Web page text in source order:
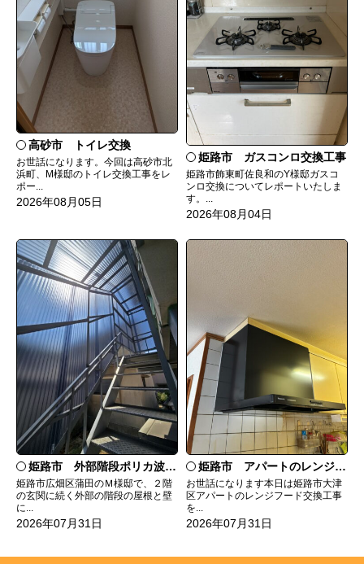
高砂市 トイレ交換
お世話になります。今回は高砂市北
浜町、M様邸のトイレ交換工事をレ
ポー...
2026年08月05日
姫路市 ガスコンロ交換工事
姫路市飾東町佐良和のY様邸ガスコ
ンロ交換についてレポートいたしま
す。...
2026年08月04日
姫路市 外部階段ポリカ波板張替工事
姫路市広畑区蒲田のＭ様邸で、２階
の玄関に続く外部の階段の屋根と壁
に...
2026年07月31日
姫路市 アパートのレンジフード交換
お世話になります本日は姫路市大津
区アパートのレンジフード交換工事
を...
2026年07月31日